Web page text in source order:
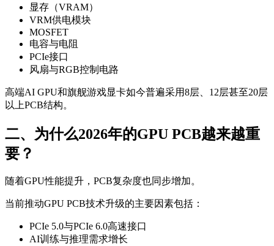
显存（VRAM）
VRM供电模块
MOSFET
电容与电阻
PCIe接口
风扇与RGB控制电路
高端AI GPU和旗舰游戏显卡如今普遍采用8层、12层甚至20层
以上PCB结构。
二、为什么2026年的GPU PCB越来越重
要？
随着GPU性能提升，PCB复杂度也同步增加。
当前推动GPU PCB技术升级的主要因素包括：
PCIe 5.0与PCIe 6.0高速接口
AI训练与推理需求增长